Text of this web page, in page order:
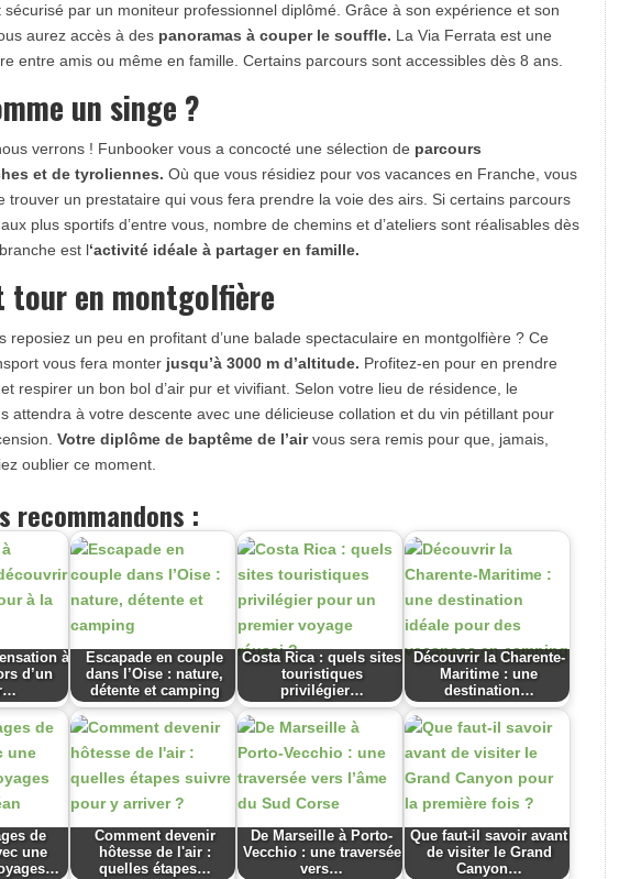
sécurisé par un moniteur professionnel diplômé. Grâce à son expérience et son
aurez accès à des panoramas à couper le souffle. La Via Ferrata est une
entre amis ou même en famille. Certains parcours sont accessibles dès 8 ans.
un singe ?
verrons ! Funbooker vous a concocté une sélection de parcours
et de tyroliennes. Où que vous résidiez pour vos vacances en Franche, vous
trouver un prestataire qui vous fera prendre la voie des airs. Si certains parcours
plus sportifs d’entre vous, nombre de chemins et d’ateliers sont réalisables dès
est l‘activité idéale à partager en famille.
tour en montgolfière
reposiez un peu en profitant d’une balade spectaculaire en montgolfière ? Ce
vous fera monter jusqu’à 3000 m d’altitude. Profitez-en pour en prendre
respirer un bon bol d’air pur et vivifiant. Selon votre lieu de résidence, le
attendra à votre descente avec une délicieuse collation et du vin pétillant pour
Votre diplôme de baptême de l’airvous sera remis pour que, jamais,
oublier ce moment.
recommandons :
à
d’un
Escapade en couple
dans l’Oise : nature,
détente et camping
Costa Rica : quels sites
touristiques
privilégier…
Découvrir la Charente-
Maritime : une
destination…
de
une
Comment devenir
hôtesse de l'air :
quelles étapes…
De Marseille à Porto-
Vecchio : une traversée
vers…
Que faut-il savoir avant
de visiter le Grand
Canyon…